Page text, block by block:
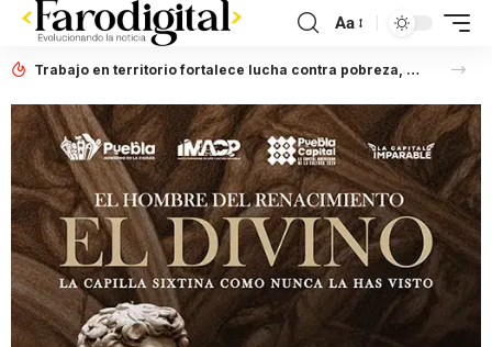
Aa
Trabajo en territorio fortalece lucha contra pobreza, afirma Laura Artemisa